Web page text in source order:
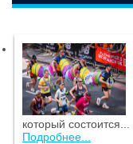
который состоится...
Подробнее...